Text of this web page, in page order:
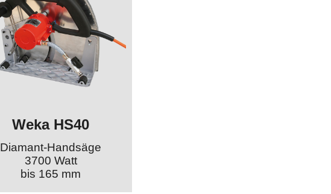
Weka HS40
Diamant-Handsäge
3700 Watt
bis 165 mm